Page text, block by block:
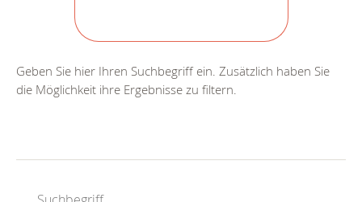
Geben Sie hier Ihren Suchbegriff ein. Zusätzlich haben Sie
die Möglichkeit ihre Ergebnisse zu filtern.